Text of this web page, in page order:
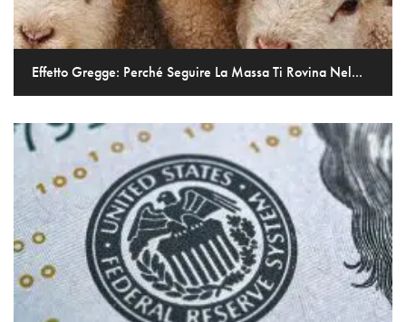
Effetto Gregge: Perché Seguire La Massa Ti Rovina Nel...